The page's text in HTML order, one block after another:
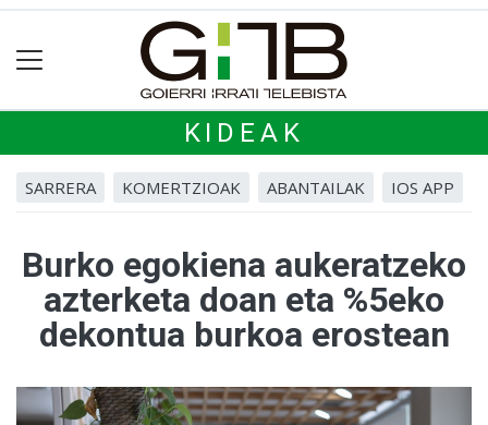
KIDEAK
SARRERA KOMERTZIOAK ABANTAILAK IOS APP
Burko egokiena aukeratzeko
azterketa doan eta %5eko
dekontua burkoa erostean